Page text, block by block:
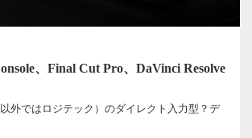
、Final Cut Pro、DaVinci Resolve
外ではロジテック）のダイレクト入力型？デ